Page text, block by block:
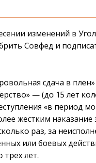
изменений в
Совфед и
сдача в
— (до 15 лет
«в период
жестким наказание
раз, за
или боевых
лет.